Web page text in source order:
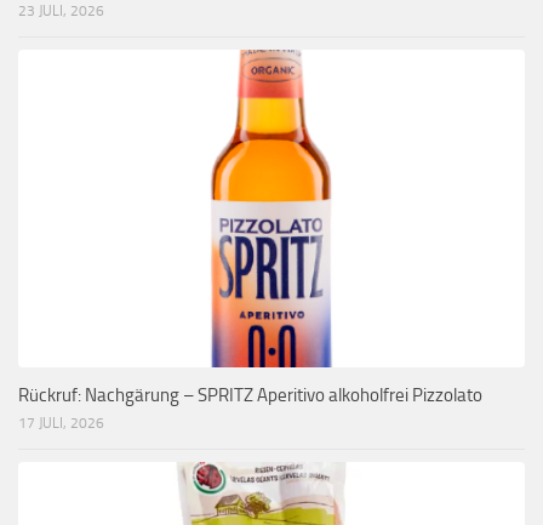
23 JULI, 2026
Rückruf: Nachgärung – SPRITZ Aperitivo alkoholfrei Pizzolato
17 JULI, 2026